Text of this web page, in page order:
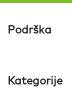
Podrška
Kategorije